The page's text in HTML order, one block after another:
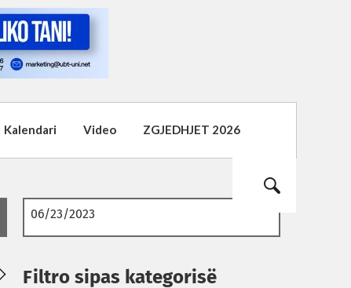
Kalendari Video ZGJEDHJET 2026
Filtro sipas kategorisë